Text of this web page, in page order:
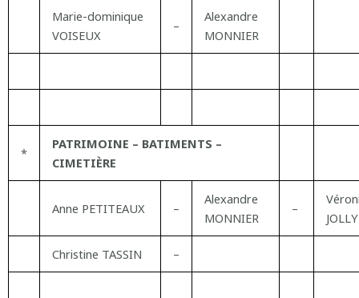
Marie-dominique
VOISEUX
–
Alexandre
MONNIER
*
PATRIMOINE – BATIMENTS –
CIMETIÈRE
Anne PETITEAUX –
Alexandre
MONNIER
–
JOLLY
Christine TASSIN –